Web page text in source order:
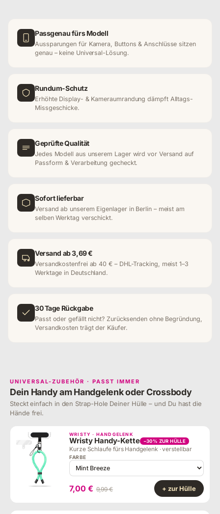
Passgenau fürs Modell
Aussparungen für Kamera, Buttons & Anschlüsse sitzen
genau – keine Universal-Lösung.
Rundum-Schutz
Erhöhte Display- & Kameraumrandung dämpft Alltags-
Missgeschicke.
Geprüfte Qualität
Jedes Modell aus unserem Lager wird vor Versand auf
Passform & Verarbeitung gecheckt.
Sofort lieferbar
Versand ab unserem Eigenlager in Berlin – meist am
selben Werktag verschickt.
Versand ab 3,69 €
Versandkostenfrei ab 40 € – DHL-Tracking, meist 1–3
Werktage in Deutschland.
30 Tage Rückgabe
Passt oder gefällt nicht? Zurücksenden ohne Begründung,
Versandkosten trägt der Käufer.
UNIVERSAL-ZUBEHÖR · PASST IMMER
Dein Handy am Handgelenk oder Crossbody
Steckt einfach in den Strap-Hole Deiner Hülle – und Du hast die
Hände frei.
WRISTY · HANDGELENK
Wristy Handy-Kette −30% ZUR HÜLLE
Kurze Schlaufe fürs Handgelenk · verstellbar
FARBE
7,00 € 9,99 € + zur Hülle